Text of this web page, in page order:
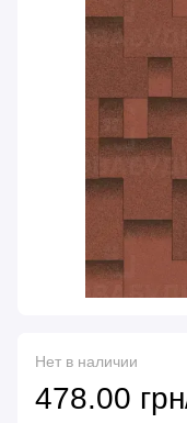
Нет в наличии
478.00